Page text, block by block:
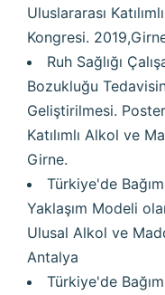
Uluslararası
Kongresi.
Ruh Sağlığı
Bozukluğu
Geliştirilmesi.
Katılımlı Alkol ve
Girne.
Türkiye'de
Yaklaşım Modeli
Ulusal Alkol ve
Antalya
Türkiye'de